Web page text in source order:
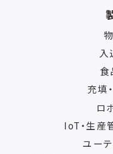
入
食
充填
ロ
IoT・生産
ユー